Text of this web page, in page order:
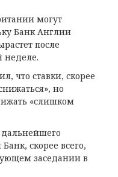
могут
Банк Англии
после
неделе.
что ставки, скорее
но
«слишком
скорее всего,
заседании в